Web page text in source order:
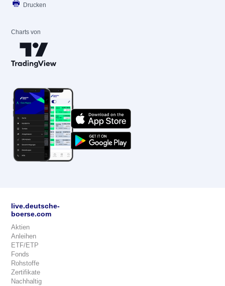
Drucken
Charts von
live.deutsche-
boerse.com
Aktien
Anleihen
ETF/ETP
Fonds
Rohstoffe
Zertifikate
Nachhaltig